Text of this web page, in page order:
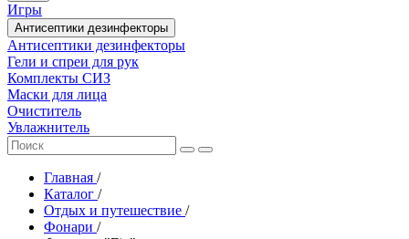
Игры
Антисептики дезинфекторы
Антисептики дезинфекторы
Гели и спреи для рук
Комплекты СИЗ
Маски для лица
Очиститель
Увлажнитель
Главная /
Каталог /
Отдых и путешествие /
Фонари /